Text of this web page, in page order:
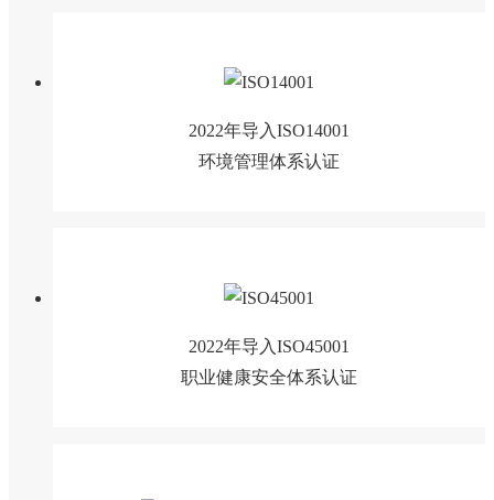
2022年导入ISO14001
环境管理体系认证
2022年导入ISO45001
职业健康安全体系认证